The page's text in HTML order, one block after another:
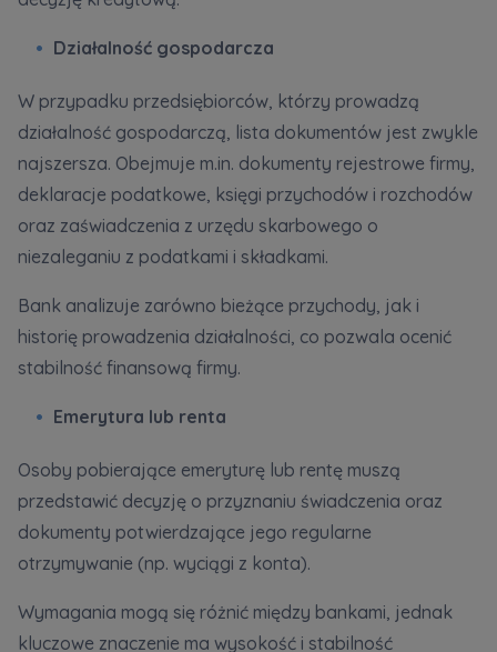
Działalność gospodarcza
W przypadku przedsiębiorców, którzy prowadzą
działalność gospodarczą, lista dokumentów jest zwykle
najszersza. Obejmuje m.in. dokumenty rejestrowe firmy,
deklaracje podatkowe, księgi przychodów i rozchodów
oraz zaświadczenia z urzędu skarbowego o
niezaleganiu z podatkami i składkami.
Bank analizuje zarówno bieżące przychody, jak i
historię prowadzenia działalności, co pozwala ocenić
stabilność finansową firmy.
Emerytura lub renta
Osoby pobierające emeryturę lub rentę muszą
przedstawić decyzję o przyznaniu świadczenia oraz
dokumenty potwierdzające jego regularne
otrzymywanie (np. wyciągi z konta).
Wymagania mogą się różnić między bankami, jednak
kluczowe znaczenie ma wysokość i stabilność